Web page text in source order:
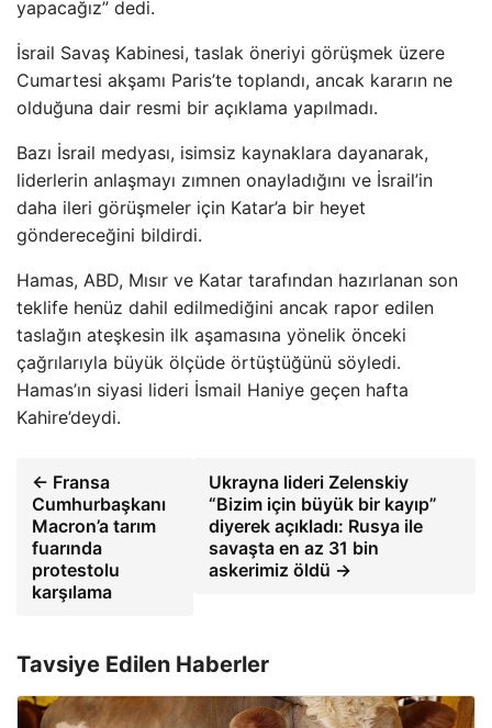
yapacağız” dedi.
İsrail Savaş Kabinesi, taslak öneriyi görüşmek üzere
Cumartesi akşamı Paris’te toplandı, ancak kararın ne
olduğuna dair resmi bir açıklama yapılmadı.
Bazı İsrail medyası, isimsiz kaynaklara dayanarak,
liderlerin anlaşmayı zımnen onayladığını ve İsrail’in
daha ileri görüşmeler için Katar’a bir heyet
göndereceğini bildirdi.
Hamas, ABD, Mısır ve Katar tarafından hazırlanan son
teklife henüz dahil edilmediğini ancak rapor edilen
taslağın ateşkesin ilk aşamasına yönelik önceki
çağrılarıyla büyük ölçüde örtüştüğünü söyledi.
Hamas’ın siyasi lideri İsmail Haniye geçen hafta
Kahire’deydi.
← Fransa
Cumhurbaşkanı
Macron’a tarım
fuarında
protestolu
karşılama
Ukrayna lideri Zelenskiy
“Bizim için büyük bir kayıp”
diyerek açıkladı: Rusya ile
savaşta en az 31 bin
askerimiz öldü →
Tavsiye Edilen Haberler